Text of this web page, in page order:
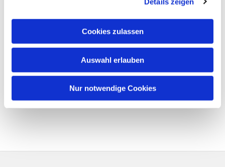
Cookies zulassen
Auswahl erlauben
Nur notwendige Cookies